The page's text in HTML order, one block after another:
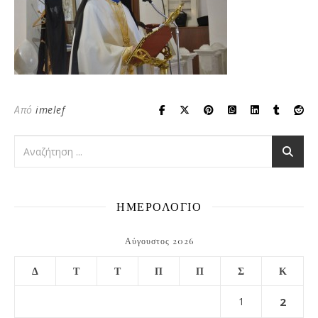
Από imelef
ΗΜΕΡΟΛΟΓΙΟ
Αύγουστος 2026
Δ Τ Τ Π Π Σ Κ
1 2